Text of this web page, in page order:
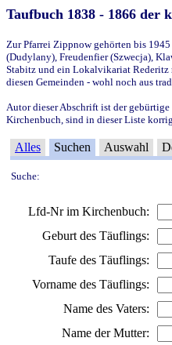
Taufbuch 1838 - 1866
Zur Pfarrei Zippnow gehörten bis
(Dudylany), Freudenfier (Szwecja),
Stabitz und ein Lokalvikariat Rederitz
diesen Gemeinden - wohl noch aus
Autor dieser Abschrift ist der
Kirchenbuch, sind in dieser Liste
Alles Suchen Auswahl
Suche:
Lfd-Nr im Kirchenbuch:
Geburt des Täuflings:
Taufe des Täuflings:
Vorname des Täuflings:
Name des Vaters:
Name der Mutter: